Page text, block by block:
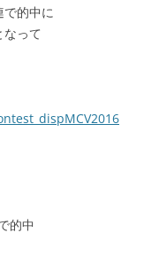
的中に
って
中